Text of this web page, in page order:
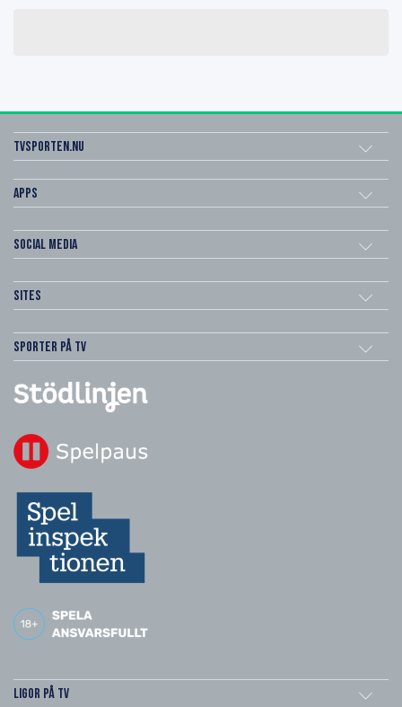
Tvsporten.nu
Apps
Social Media
Sites
Sporter på TV
Ligor på TV